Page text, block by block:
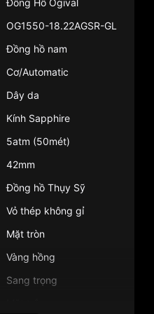
Đồng Hồ Ogival
OG1550-18.22AGSR-GL
Đồng hồ nam
Cơ/Automatic
Dây da
Kính Sapphire
5atm (50mét)
42mm
Đồng hồ Thụy Sỹ
Vỏ thép không gỉ
Mặt tròn
Vàng hồng
Sang trọng